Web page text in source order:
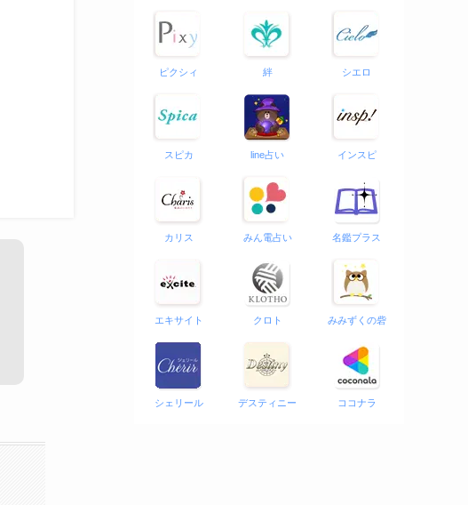
ピクシィ 絆 シエロ
スピカ line占い インスピ
カリス みん電占い 名鑑プラス
エキサイト クロト みみずくの砦
シェリール デスティニー ココナラ